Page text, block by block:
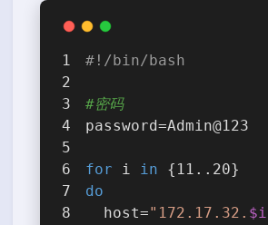
#!/bin/bash
#密码
password=Admin@123
for i in {11..20}
do
  host=
"172.17.32. $i